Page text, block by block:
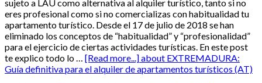
sujeto a LAU como alternativa al alquiler turístico, tanto si no
eres profesional como si no comercializas con habitualidad tu
apartamento turístico. Desde el 17 de julio de 2018 se han
eliminado los conceptos de “habitualidad” y “profesionalidad”
para el ejercicio de ciertas actividades turísticas. En este post
te explico todo lo … [Read more...]about EXTREMADURA:
Guía definitiva para el alquiler de apartamentos turísticos (AT)